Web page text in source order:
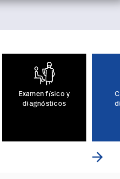
Examen físico y
diagnósticos
arrow_forward